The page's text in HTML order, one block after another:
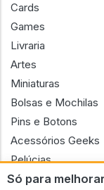
Só para
Cards
Games
Livraria
Artes
Miniaturas
Bolsas e Mochilas
Pins e Botons
Acessórios Geeks
Pelúcias
Bonecas